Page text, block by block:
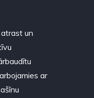
atrast un
ar